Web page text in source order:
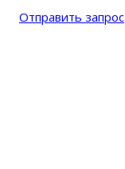
Отправить запрос